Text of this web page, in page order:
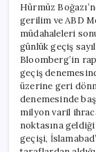
Hürmüz
gerilim ve ABD
müdahaleleri
günlük geçiş
Bloomberg’in
geçiş
üzerine geri
denemesinde
milyon varil
noktasına
geçişi,